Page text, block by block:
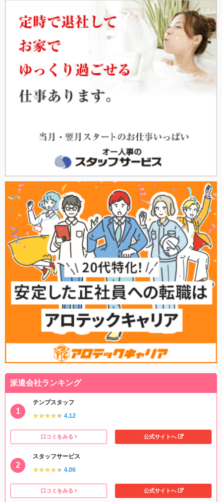
派遣会社ランキング
テンプスタッフ
★★★★★
★★★★★ 4.12
口コミをみる 公式サイトへ
スタッフサービス
★★★★★
★★★★★ 4.06
口コミをみる 公式サイトへ